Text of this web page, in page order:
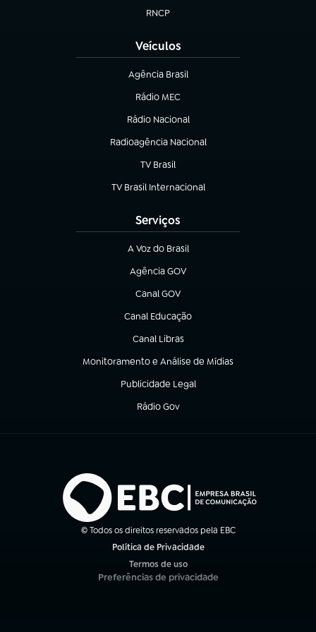
RNCP
(abre em nova aba)
Veículos
Agência Brasil
(abre em nova aba)
Rádio MEC
(abre em nova aba)
Rádio Nacional
Radioagência Nacional
(abre em nova aba)
TV Brasil
(abre em nova aba)
TV Brasil Internacional
(abre em nova aba)
Serviços
A Voz do Brasil
(abre em nova aba)
Agência GOV
(abre em nova aba)
Canal GOV
(abre em nova aba)
Canal Educação
(abre em nova aba)
Canal Libras
(abre em nova aba)
Monitoramento e Análise de Mídias
(abre em nova aba)
Publicidade Legal
(abre em nova aba)
Rádio Gov
(abre em nova aba)
© Todos os direitos reservados pela EBC
Política de Privacidade
Termos de uso
(abre em nova aba)
Preferências de privacidade